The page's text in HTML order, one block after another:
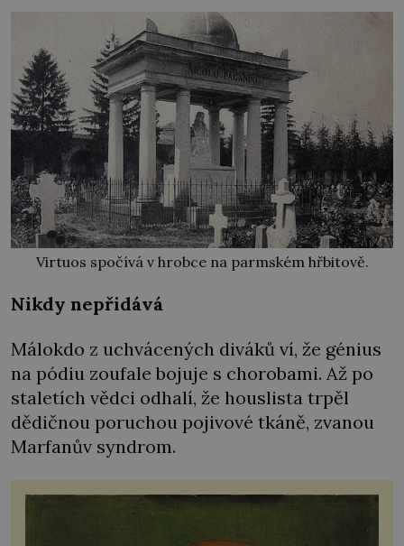
Virtuos spočívá v hrobce na parmském hřbitově.
Nikdy nepřidává
Málokdo z uchvácených diváků ví, že génius
na pódiu zoufale bojuje s chorobami. Až po
staletích vědci odhalí, že houslista trpěl
dědičnou poruchou pojivové tkáně, zvanou
Marfanův syndrom.